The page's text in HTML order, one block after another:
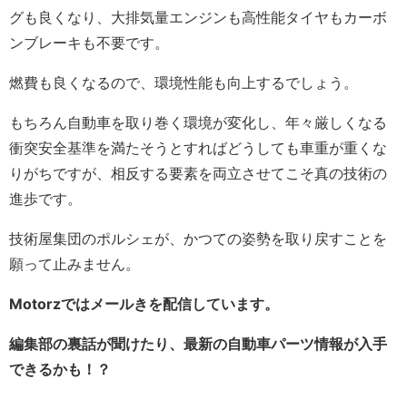
グも良くなり、大排気量エンジンも高性能タイヤもカーボ
ンブレーキも不要です。
燃費も良くなるので、環境性能も向上するでしょう。
もちろん自動車を取り巻く環境が変化し、年々厳しくなる
衝突安全基準を満たそうとすればどうしても車重が重くな
りがちですが、相反する要素を両立させてこそ真の技術の
進歩です。
技術屋集団のポルシェが、かつての姿勢を取り戻すことを
願って止みません。
Motorzではメールきを配信しています。
編集部の裏話が聞けたり、最新の自動車パーツ情報が入手
できるかも！？